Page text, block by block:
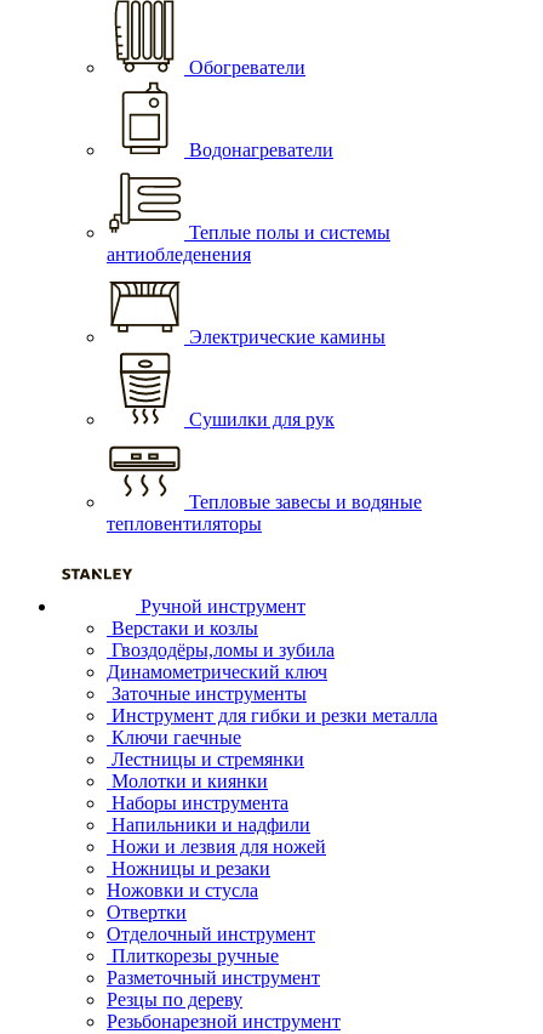
Обогреватели
Водонагреватели
Теплые полы и системы
антиобледенения
Электрические камины
Сушилки для рук
Тепловые завесы и водяные
тепловентиляторы
Ручной инструмент
Верстаки и козлы
Гвоздодёры,ломы и зубила
Динамометрический ключ
Заточные инструменты
Инструмент для гибки и резки металла
Ключи гаечные
Лестницы и стремянки
Молотки и киянки
Наборы инструмента
Напильники и надфили
Ножи и лезвия для ножей
Ножницы и резаки
Ножовки и стусла
Отвертки
Отделочный инструмент
Плиткорезы ручные
Разметочный инструмент
Резцы по дереву
Резьбонарезной инструмент